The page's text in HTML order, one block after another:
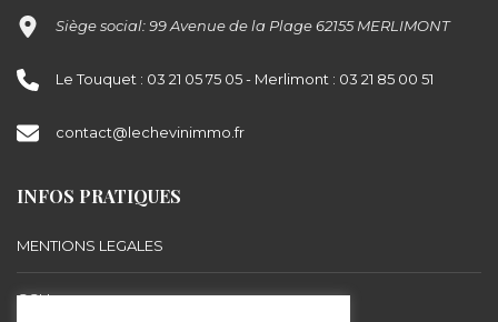
Siège social: 99 Avenue de la Plage 62155 MERLIMONT
Le Touquet : 03 21 05 75 05 - Merlimont : 03 21 85 00 51
contact@lechevinimmo.fr
INFOS PRATIQUES
MENTIONS LEGALES
CGU